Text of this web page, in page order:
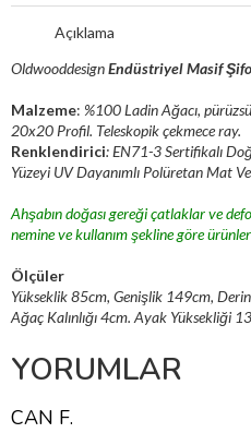
Açıklama
OldwooddesignEndüstriyel Masif
Malzeme: %100 Ladin Ağacı,
20x20 Profil. Teleskopik çekmece ray.
Renklendirici: EN71-3 Sertifikalı
Yüzeyi UV Dayanımlı Polüretan Mat
Ahşabın doğası gereği çatlaklar ve
nemine ve kullanım şekline göre
Ölçüler
Yükseklik 85cm, Genişlik 149cm,
Ağaç Kalınlığı 4cm. Ayak Yüksekliği
YORUMLAR
CAN F.